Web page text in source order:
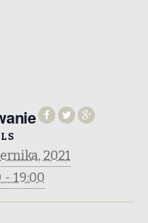
2021
- 19:00